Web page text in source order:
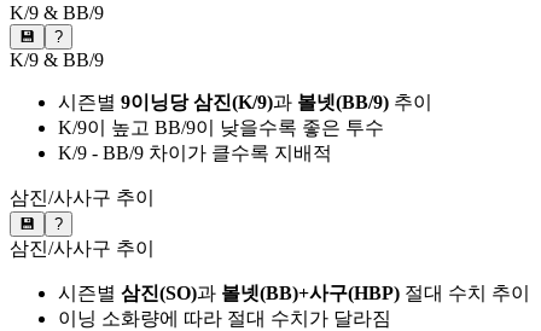
K/9 & BB/9
💾 ?
K/9 & BB/9
시즌별 9이닝당 삼진(K/9)과 볼넷(BB/9) 추이
K/9이 높고 BB/9이 낮을수록 좋은 투수
K/9 - BB/9 차이가 클수록 지배적
삼진/사사구 추이
💾 ?
삼진/사사구 추이
시즌별 삼진(SO)과 볼넷(BB)+사구(HBP) 절대 수치 추이
이닝 소화량에 따라 절대 수치가 달라짐